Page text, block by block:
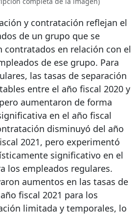
y contratación reflejan el
de un grupo que se
contratados en relación con el
de ese grupo. Para
las tasas de separación
entre el año fiscal 2020 y
aumentaron de forma
en el año fiscal
disminuyó del año
2021, pero experimentó
significativo en el
los empleados regulares.
aumentos en las tasas de
fiscal 2021 para los
limitada y temporales, lo